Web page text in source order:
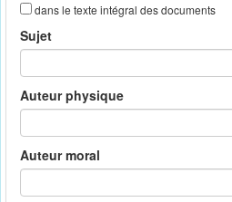
dans le texte intégral des documents
Sujet
Auteur physique
Auteur moral